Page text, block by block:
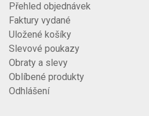
Přehled objednávek
Faktury vydané
Uložené košíky
Slevové poukazy
Obraty a slevy
Oblíbené produkty
Odhlášení